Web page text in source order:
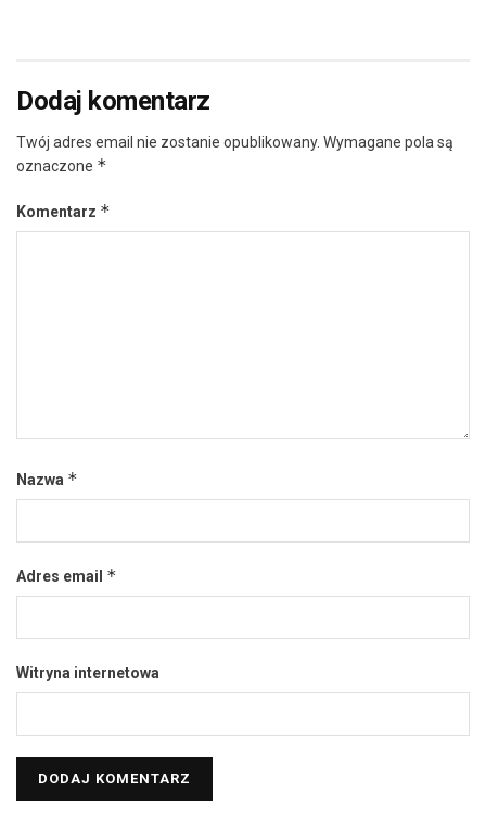
Dodaj komentarz
Twój adres email nie zostanie opublikowany. Wymagane pola są
oznaczone *
Komentarz *
Nazwa *
Adres email *
Witryna internetowa